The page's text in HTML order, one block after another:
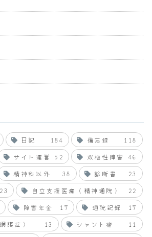
日記 184 備忘録
118
サイト運営 52 双極性障害
46
精神科以外 38 診断書
23
23 自立支援医療（精神通院）
22
障害年金 17 通院記録
17
膜症）
13 シャント瘤
11